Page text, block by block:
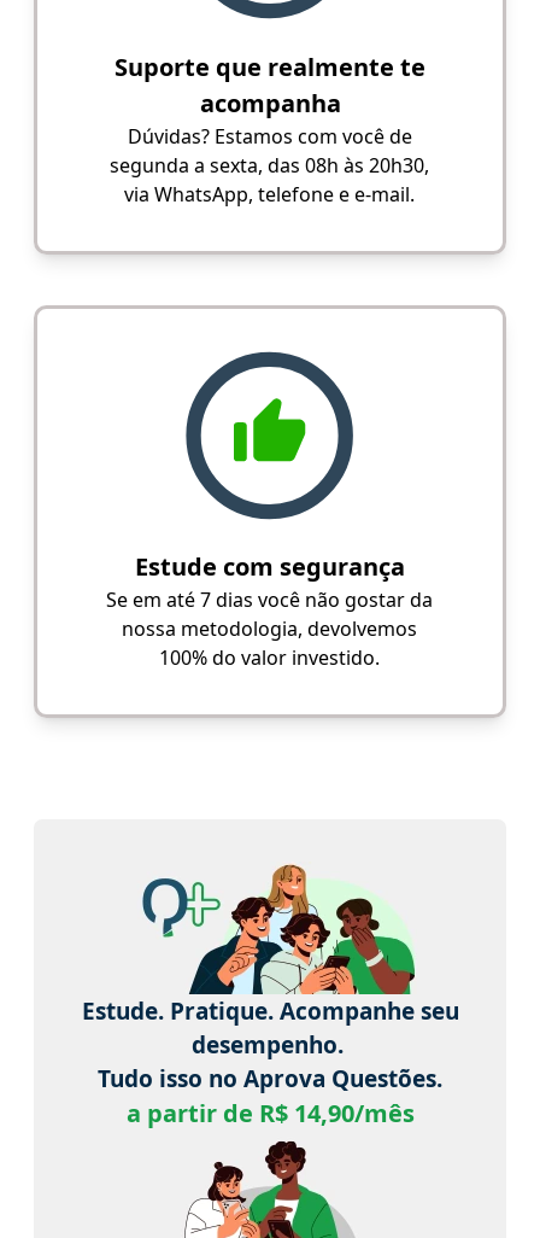
Suporte que realmente te
acompanha
Dúvidas? Estamos com você de
segunda a sexta, das 08h às 20h30,
via WhatsApp, telefone e e-mail.
Estude com segurança
Se em até 7 dias você não gostar da
nossa metodologia, devolvemos
100% do valor investido.
Estude. Pratique. Acompanhe seu
desempenho.
Tudo isso no Aprova Questões.
a partir de R$ 14,90/mês